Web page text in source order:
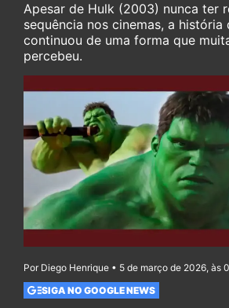
Apesar de Hulk (2003) nunca ter
sequência nos cinemas, a história
continuou de uma forma que
percebeu.
Por Diego Henrique • 5 de março de 2026, às
SIGA NO GOOGLE NEWS